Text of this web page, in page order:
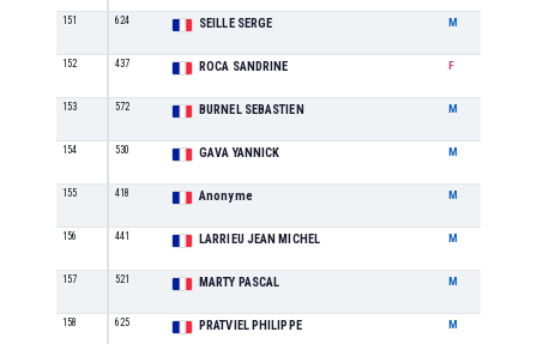
151 624 SEILLE SERGE M
152 437 ROCA SANDRINE F
153 572 BURNEL SEBASTIEN M
154 530 GAVA YANNICK M
155 418 Anonyme M
156 441 LARRIEU JEAN MICHEL M
157 521 MARTY PASCAL M
158 625 PRATVIEL PHILIPPE M